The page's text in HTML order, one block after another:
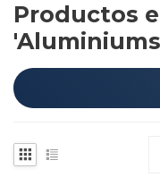
Productos